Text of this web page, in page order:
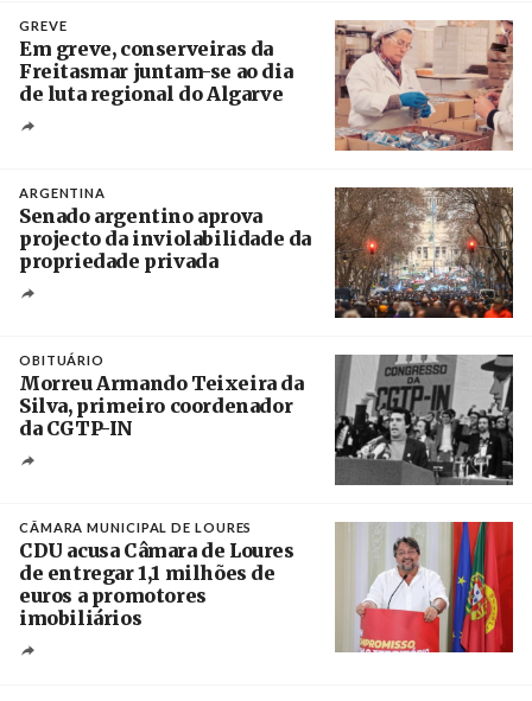
GREVE
Em greve, conserveiras da
Freitasmar juntam-se ao dia
de luta regional do Algarve
ARGENTINA
Senado argentino aprova
projecto da inviolabilidade da
propriedade privada
OBITUÁRIO
Morreu Armando Teixeira da
Silva, primeiro coordenador
da CGTP-IN
CÂMARA MUNICIPAL DE LOURES
CDU acusa Câmara de Loures
de entregar 1,1 milhões de
euros a promotores
imobiliários